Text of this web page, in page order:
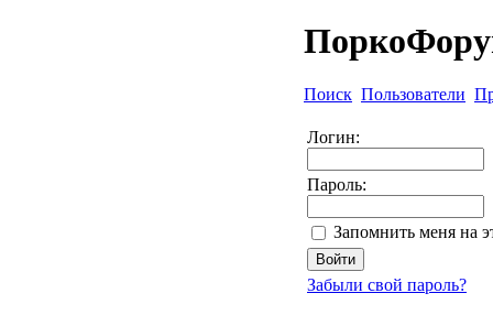
Поиск Пользователи
Логин:
Пароль:
Запомнить меня на
Забыли свой пароль?